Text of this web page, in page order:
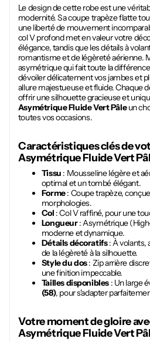
Le design de cette robe est une
modernité. Sa coupe trapèze flatte
une liberté de mouvement
col V profond met en valeur votre
élégance, tandis que les détails à
romantisme et de légèreté aérienne.
asymétrique qui fait toute la
dévoiler délicatement vos jambes et
allure majestueuse et fluide. Chaque
offrir une silhouette gracieuse et
Asymétrique Fluide Vert Pâleun
toutes vos occasions.
Caractéristiques clés de
Asymétrique Fluide Vert
Tissu : Mousseline légère et
optimal et un tombé élégant.
Forme: Coupe trapèze,
morphologies.
Col : Col V raffiné, pour une
Longueur: Asymétrique
moderne et dynamique.
Détails décoratifs: À volants,
de la légèreté à la silhouette.
Style du dos: Zip arrière
une finition impeccable.
Tailles disponibles: Un large
(58), pour s'adapter
Votre moment de gloire
Asymétrique Fluide Vert